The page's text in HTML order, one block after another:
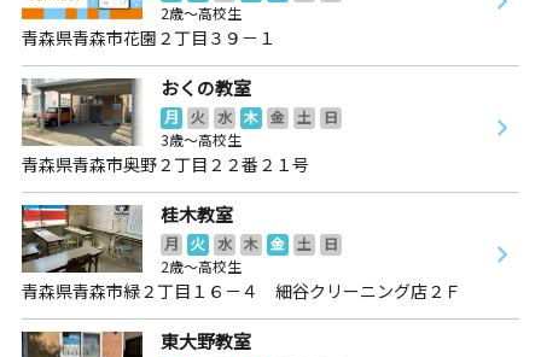
2歳～高校生
青森県青森市花園２丁目３９－１
おくの教室
月 火 水 木 金 土
日
3歳～高校生
青森県青森市奥野２丁目２２番２１号
桂木教室
月 火 水 木 金 土
日
2歳～高校生
青森県青森市緑２丁目１６－４ 細谷クリーニング店２Ｆ
東大野教室